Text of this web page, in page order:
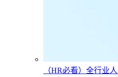
（HR必看）全行业